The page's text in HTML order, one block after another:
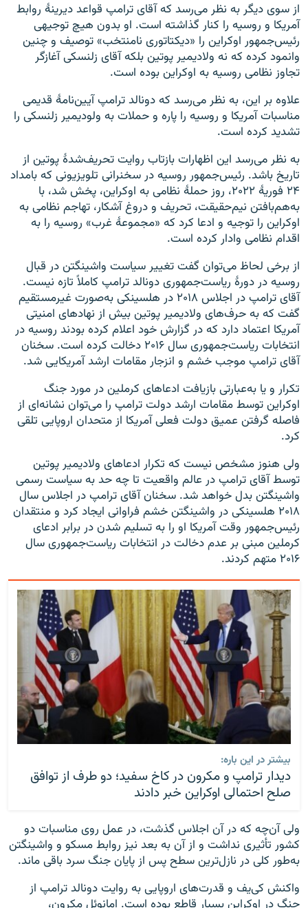
از سوی دیگر به نظر می‌رسد که آقای ترامپ قواعد دیرینۀ روابط
آمریکا و روسیه را کنار گذاشته است. او بدون هیچ توجیهی
رئیس‌جمهور اوکراین را «دیکتاتوری نامنتخب» توصیف و چنین
وانمود کرده که نه ولادیمیر پوتین بلکه آقای زلنسکی آغازگر
تجاوز نظامی روسیه به اوکراین بوده است.
علاوه بر این، به نظر می‌رسد که دونالد ترامپ آیین‌نامهٔ قدیمی
مناسبات آمریکا و روسیه را پاره و حملات به ولودیمیر زلنسکی را
تشدید کرده است.
به نظر می‌رسد این اظهارات بازتاب روایت تحریف‌شدۀ پوتین از
تاریخ باشد. رئیس‌جمهور روسیه در سخنرانی تلویزیونی که بامداد
۲۴ فوریهٔ ۲۰۲۲، روز حملهٔ نظامی به اوکراین، پخش شد، با
به‌هم‌بافتن نیم‌حقیقت، تحریف و دروغ آشکار، تهاجم نظامی به
اوکراین را توجیه و ادعا کرد که «مجموعهٔ غرب» روسیه را به
اقدام نظامی وادار کرده است.
از برخی لحاظ می‌توان گفت تغییر سیاست واشینگتن در قبال
روسیه در دورهٔ ریاست‌جمهوری دونالد ترامپ کاملاً تازه نیست.
آقای ترامپ در اجلاس ۲۰۱۸ در هلسینکی به‌صورت غیرمستقیم
گفت که به حرف‌های ولادیمیر پوتین بیش از نهادهای امنیتی
آمریکا اعتماد دارد که در گزارش خود اعلام کرده بودند روسیه در
انتخابات ریاست‌جمهوری سال ۲۰۱۶ دخالت کرده است. سخنان
آقای ترامپ موجب خشم و انزجار مقامات ارشد آمریکایی شد.
تکرار و یا به‌عبارتی بازیافت ادعاهای کرملین در مورد جنگ
اوکراین توسط مقامات ارشد دولت ترامپ را می‌توان نشانه‌ای از
فاصله گرفتن عمیق دولت فعلی آمریکا از متحدان اروپایی تلقی
کرد.
ولی هنوز مشخص نیست که تکرار ادعاهای ولادیمیر پوتین
توسط آقای ترامپ در عالم واقعیت تا چه حد به سیاست رسمی
واشینگتن بدل خواهد شد. سخنان آقای ترامپ در اجلاس سال
۲۰۱۸ هلسینکی در واشینگتن خشم فراوانی ایجاد کرد و منتقدان
رئیس‌جمهور وقت آمریکا او را به تسلیم شدن در برابر ادعای
کرملین مبنی بر عدم دخالت در انتخابات ریاست‌جمهوری سال
۲۰۱۶ متهم کردند.
بیشتر در این باره:
دیدار ترامپ و مکرون در کاخ سفید؛ دو طرف از توافق
صلح احتمالی اوکراین خبر دادند
ولی آن‌چه که در آن اجلاس گذشت، در عمل روی مناسبات دو
کشور تأثیری نداشت و از آن به بعد نیز روابط مسکو و واشینگتن
به‌طور کلی در نازل‌ترین سطح پس از پایان جنگ سرد باقی ماند.
واکنش کی‌یف و قدرت‌های اروپایی به روایت دونالد ترامپ از
جنگ در اوکراین بسیار قاطع بوده است. امانوئل مکرون،